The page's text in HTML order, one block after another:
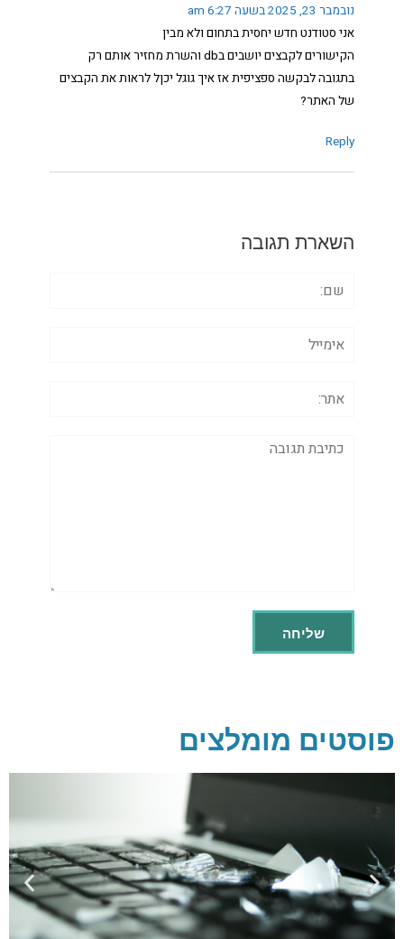
נובמבר 23, 2025 בשעה 6:27 am
אני סטודנט חדש יחסית בתחום ולא מבין
הקישורים לקבצים יושבים בdb והשרת מחזיר אותם רק
בתגובה לבקשה ספציפית אז איך גוגל יכןל לראות את הקבצים
של האתר?
Reply
השארת תגובה
תגובה
פוסטים מומלצים